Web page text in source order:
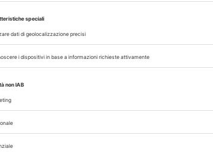
colpo
di Tokyo,
e sono
fabbisogno energetico,
nel tempo: le indicazioni
clinica del cane obeso
LEGISLAZIONE/FISCO